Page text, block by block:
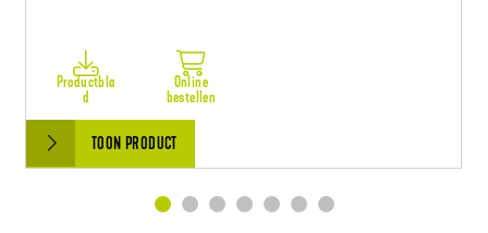
Productbla
d
Online
bestellen
TOON PRODUCT